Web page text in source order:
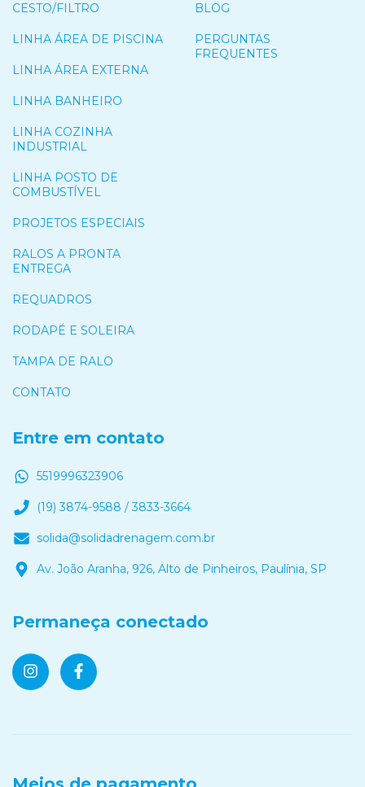
CESTO/FILTRO
LINHA ÁREA DE PISCINA
LINHA ÁREA EXTERNA
LINHA BANHEIRO
LINHA COZINHA
INDUSTRIAL
LINHA POSTO DE
COMBUSTÍVEL
PROJETOS ESPECIAIS
RALOS A PRONTA
ENTREGA
REQUADROS
RODAPÉ E SOLEIRA
TAMPA DE RALO
CONTATO
BLOG
PERGUNTAS
FREQUENTES
Entre em contato
5519996323906
(19) 3874-9588 / 3833-3664
solida@solidadrenagem.com.br
Av. João Aranha, 926, Alto de Pinheiros, Paulínia, SP
Permaneça conectado